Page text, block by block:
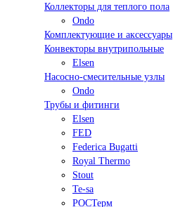
Коллекторы для теплого пола
Ondo
Комплектующие и аксессуары
Конвекторы внутрипольные
Elsen
Насосно-смесительные узлы
Ondo
Трубы и фитинги
Elsen
FED
Federica Bugatti
Royal Thermo
Stout
Te-sa
РОСТерм